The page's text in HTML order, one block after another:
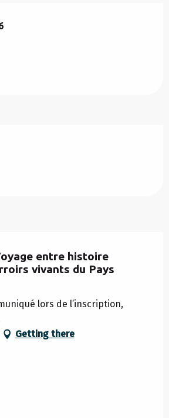
entre histoire
vivants du Pays
lors de l’inscription,
Getting there